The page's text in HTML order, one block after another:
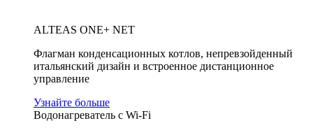
ALTEAS ONE+ NET
Флагман конденсационных котлов, непревзойденный
итальянский дизайн и встроенное дистанционное
управление
Узнайте больше
Водонагреватель с Wi-Fi